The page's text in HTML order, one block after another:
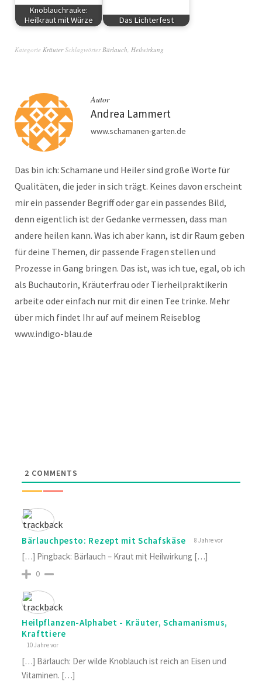
Knoblauchrauke:
Heilkraut mit Würze
Das Lichterfest
Kategorie Kräuter SchlagwörterBärlauch, Heilwirkung
Autor
Andrea Lammert
www.schamanen-garten.de
Das bin ich: Schamane und Heiler sind große Worte für
Qualitäten, die jeder in sich trägt. Keines davon erscheint
mir ein passender Begriff oder gar ein passendes Bild,
denn eigentlich ist der Gedanke vermessen, dass man
andere heilen kann. Was ich aber kann, ist dir Raum geben
für deine Themen, dir passende Fragen stellen und
Prozesse in Gang bringen. Das ist, was ich tue, egal, ob ich
als Buchautorin, Kräuterfrau oder Tierheilpraktikerin
arbeite oder einfach nur mit dir einen Tee trinke. Mehr
über mich findet Ihr auf auf meinem Reiseblog
www.indigo-blau.de
2 COMMENTS
Bärlauchpesto: Rezept mit Schafskäse 8 Jahre vor
[…] Pingback: Bärlauch – Kraut mit Heilwirkung […]
0
Heilpflanzen-Alphabet - Kräuter, Schamanismus,
Krafttiere
10 Jahre vor
[…] Bärlauch: Der wilde Knoblauch ist reich an Eisen und
Vitaminen. […]